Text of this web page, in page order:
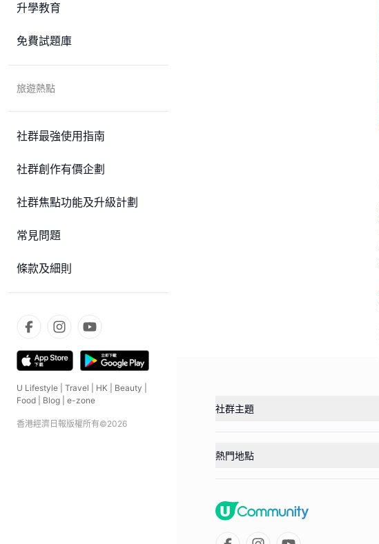
升學教育
免費試題庫
旅遊熱點
社群最強使用指南
社群創作有價企劃
社群焦點功能及升級計劃
常見問題
條款及細則
U Lifestyle Travel HK Beauty
Food
Blog e-zone
香港經濟日報版權所有©2026
社群主題
熱門地點